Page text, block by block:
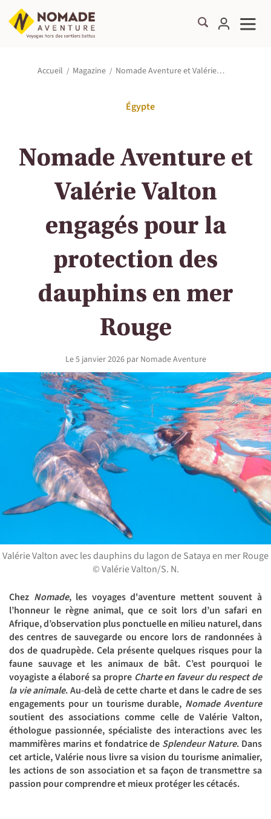
Accueil Magazine Nomade Aventure et Valérie…
Égypte
Nomade Aventure et
Valérie Valton
engagés pour la
protection des
dauphins en mer
Rouge
Le5 janvier 2026par Nomade Aventure
Valérie Valton avec les dauphins du lagon de Sataya en mer Rouge
© Valérie Valton/S. N.
Chez Nomade, les voyages d'aventure mettent souvent à
l’honneur le règne animal, que ce soit lors d’un safari en
Afrique, d’observation plus ponctuelle en milieu naturel, dans
des centres de sauvegarde ou encore lors de randonnées à
dos de quadrupède. Cela présente quelques risques pour la
faune sauvage et les animaux de bât. C’est pourquoi le
voyagiste a élaboré sa propre Charte en faveur du respect de
la vie animale. Au-delà de cette charte et dans le cadre de ses
engagements pour un tourisme durable, Nomade Aventure
soutient des associations comme celle de Valérie Valton,
éthologue passionnée, spécialiste des interactions avec les
mammifères marins et fondatrice de Splendeur Nature. Dans
cet article, Valérie nous livre sa vision du tourisme animalier,
les actions de son association et sa façon de transmettre sa
passion pour comprendre et mieux protéger les cétacés.